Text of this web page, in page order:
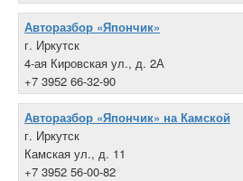
Авторазбор «Япончик»
г. Иркутск
4-ая Кировская ул., д. 2А
+7 3952 66-32-90
Авторазбор «Япончик» на Камской
г. Иркутск
Камская ул., д. 11
+7 3952 56-00-82